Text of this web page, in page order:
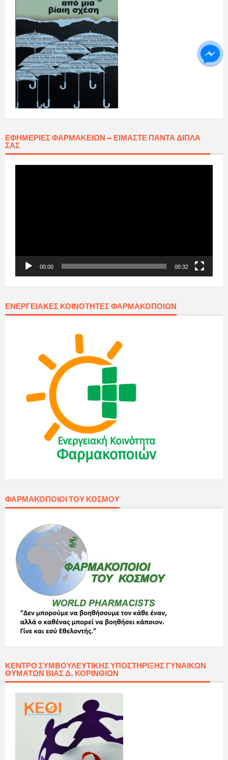
ΕΦΗΜΕΡΊΕΣ ΦΑΡΜΑΚΕΊΩΝ – ΕΊΜΑΣΤΕ ΠΆΝΤΑ ΔΊΠΛΑ
ΣΑΣ
00:00 00:32
ΕΝΕΡΓΕΙΑΚΈΣ ΚΟΙΝΌΤΗΤΕΣ ΦΑΡΜΑΚΟΠΟΙΏΝ
ΦΑΡΜΑΚΟΠΟΙΟΊ ΤΟΥ ΚΌΣΜΟΥ
ΚΈΝΤΡΟ ΣΥΜΒΟΥΛΕΥΤΙΚΉΣ ΥΠΟΣΤΉΡΙΞΗΣ ΓΥΝΑΙΚΏΝ
ΘΥΜΆΤΩΝ ΒΊΑΣ Δ. ΚΟΡΙΝΘΊΩΝ